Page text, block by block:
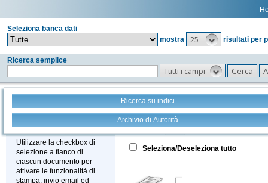
Seleziona banca dati
mostra
25 risultati per
Ricerca semplice
Tutti i campi
Ricerca su indici
Archivio di Autorità
Stampa - Email - Export
Utilizzare la checkbox di
selezione a fianco di
ciascun documento per
attivare le funzionalità di
stampa, invio email ed
Tutto +
Seleziona/Deseleziona tutto